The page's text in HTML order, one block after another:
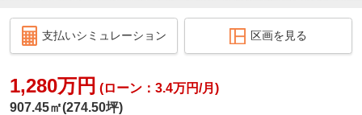
支払いシミュレーション 区画を見る
1,280万円 (ローン：3.4万円/月)
907.45㎡(274.50坪)